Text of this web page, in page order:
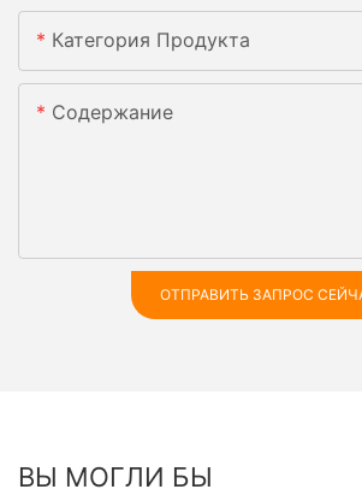
Категория Продукта
Содержание
ОТПРАВИТЬ ЗАПРОС
ВЫ МОГЛИ БЫ